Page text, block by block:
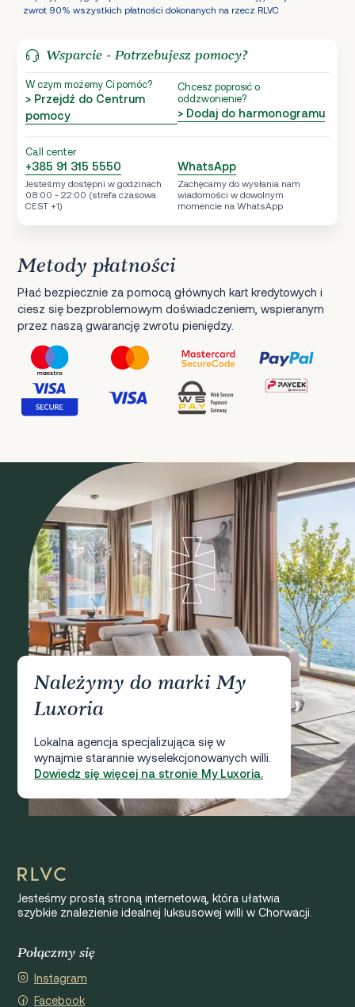
zwrot 90% wszystkich płatności dokonanych na rzecz RLVC
Wsparcie - Potrzebujesz pomocy?
W czym możemy Ci pomóc?
> Przejdź do Centrum
pomocy
Chcesz poprosić o
oddzwonienie?
> Dodaj do harmonogramu
Call center
+385 91 315 5550
Jesteśmy dostępni w godzinach
08:00 - 22:00 (strefa czasowa
CEST +1)
WhatsApp
Zachęcamy do wysłania nam
wiadomości w dowolnym
momencie na WhatsApp
Metody płatności
Płać bezpiecznie za pomocą głównych kart kredytowych i
ciesz się bezproblemowym doświadczeniem, wspieranym
przez naszą gwarancję zwrotu pieniędzy.
Należymy do marki My
Luxoria
Lokalna agencja specjalizująca się w
wynajmie starannie wyselekcjonowanych willi.
Dowiedz się więcej na stronie My Luxoria.
Jesteśmy prostą stroną internetową, która ułatwia
szybkie znalezienie idealnej luksusowej willi w Chorwacji.
Połączmy się
Instagram
Facebook